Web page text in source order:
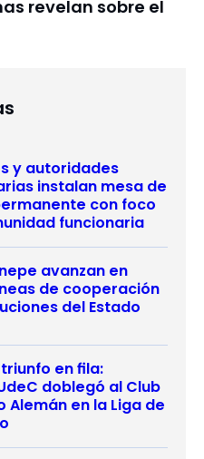
revelan sobre el
y autoridades
instalan mesa de
con foco
funcionaria
avanzan en
de cooperación
del Estado
en fila:
doblegó al Club
Alemán en la Liga de